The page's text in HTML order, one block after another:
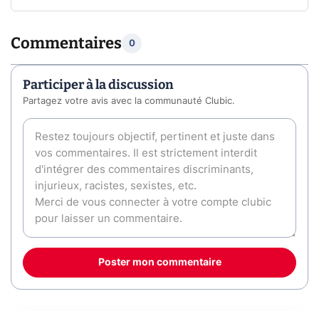
Commentaires 0
Participer à la discussion
Partagez votre avis avec la communauté Clubic.
Poster mon commentaire